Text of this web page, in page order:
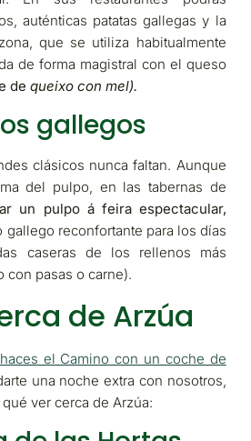
auténticas patatas gallegas y la
que se utiliza habitualmente
de forma magistral con el queso
dequeixo con mel).
gallegos
clásicos nunca faltan. Aunque
del pulpo, en las tabernas de
un pulpo á feira espectacular,
gallego reconfortante para los días
caseras de los rellenos más
con pasas o carne).
de Arzúa
haces el Camino con un coche de
una noche extra con nosotros,
ver cerca de Arzúa: